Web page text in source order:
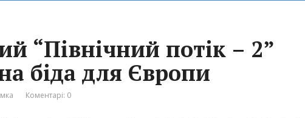
“Північний потік – 2”
біда для Європи
Коментарі: 0